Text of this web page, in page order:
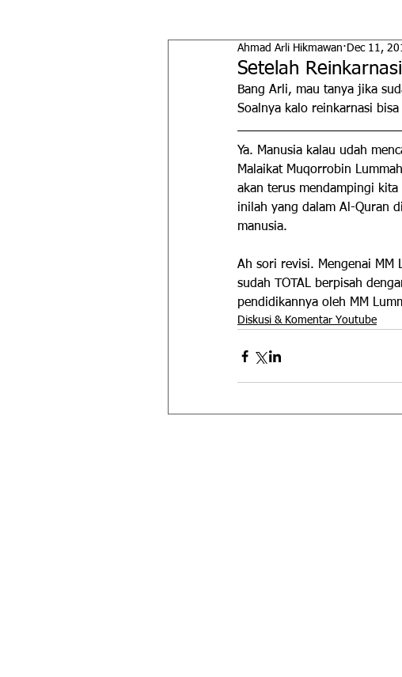
Setelah
Ahmad Arli Hikmawan Dec 11,
Bang Arli, mau tanya jika
Soalnya kalo reinkarnasi
Ya. Manusia kalau udah
Malaikat Muqorrobin
akan terus mendampingi
inilah yang dalam Al-Quran
manusia.
Ah sori revisi. Mengenai MM
sudah TOTAL berpisah
pendidikannya oleh MM
Diskusi & Komentar Youtube